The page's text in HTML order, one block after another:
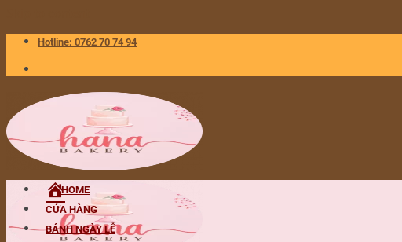
Hotline: 0762 70 74 94
HOME
CỬA HÀNG
BÁNH NGÀY LỄ